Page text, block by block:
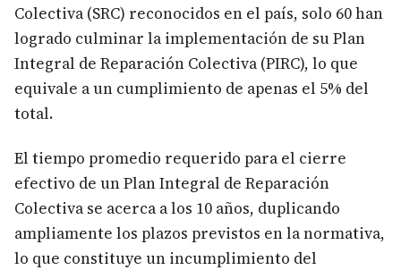
Colectiva (SRC) reconocidos en el país, solo 60 han
logrado culminar la implementación de su Plan
Integral de Reparación Colectiva (PIRC), lo que
equivale a un cumplimiento de apenas el 5% del
total.
El tiempo promedio requerido para el cierre
efectivo de un Plan Integral de Reparación
Colectiva se acerca a los 10 años, duplicando
ampliamente los plazos previstos en la normativa,
lo que constituye un incumplimiento del